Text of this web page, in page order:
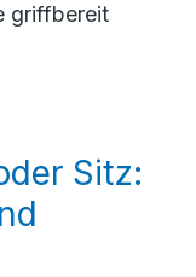
griffbereit
Sitz: